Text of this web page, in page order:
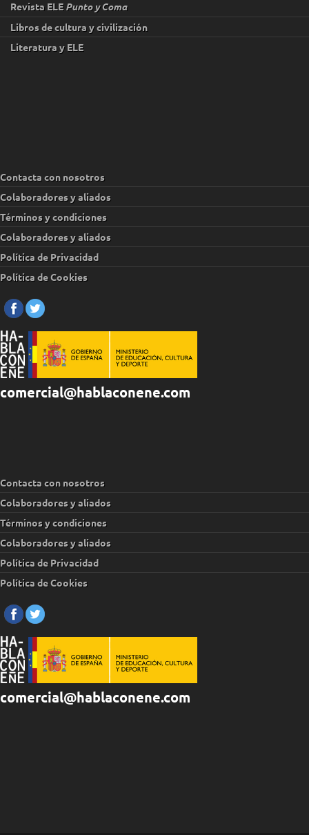
Revista ELEPunto y Coma
Libros de cultura y civilización
Literatura y ELE
Contacta con nosotros
Colaboradores y aliados
Términos y condiciones
Colaboradores y aliados
Política de Privacidad
Política de Cookies
comercial@hablaconene.com
Contacta con nosotros
Colaboradores y aliados
Términos y condiciones
Colaboradores y aliados
Política de Privacidad
Política de Cookies
comercial@hablaconene.com